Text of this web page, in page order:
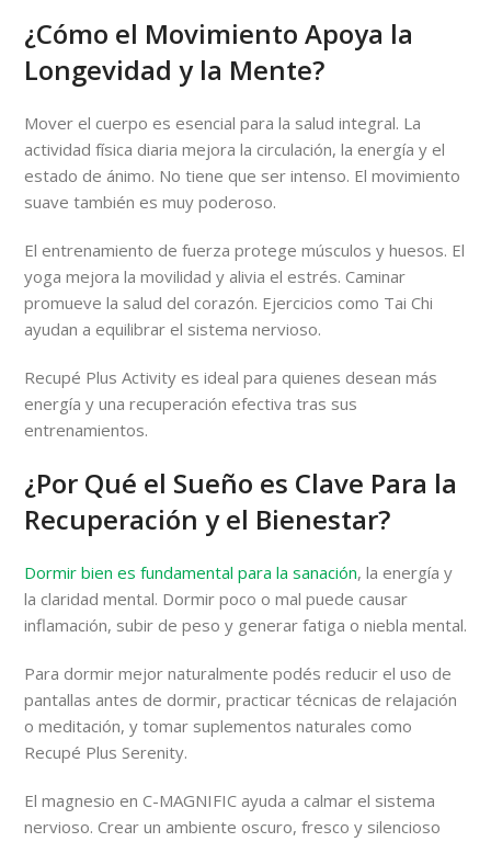
¿Cómo el Movimiento Apoya la
Longevidad y la Mente?
Mover el cuerpo es esencial para la salud integral. La
actividad física diaria mejora la circulación, la energía y el
estado de ánimo. No tiene que ser intenso. El movimiento
suave también es muy poderoso.
El entrenamiento de fuerza protege músculos y huesos. El
yoga mejora la movilidad y alivia el estrés. Caminar
promueve la salud del corazón. Ejercicios como Tai Chi
ayudan a equilibrar el sistema nervioso.
Recupé Plus Activity es ideal para quienes desean más
energía y una recuperación efectiva tras sus
entrenamientos.
¿Por Qué el Sueño es Clave Para la
Recuperación y el Bienestar?
Dormir bien es fundamental para la sanación, la energía y
la claridad mental. Dormir poco o mal puede causar
inflamación, subir de peso y generar fatiga o niebla mental.
Para dormir mejor naturalmente podés reducir el uso de
pantallas antes de dormir, practicar técnicas de relajación
o meditación, y tomar suplementos naturales como
Recupé Plus Serenity.
El magnesio en C-MAGNIFIC ayuda a calmar el sistema
nervioso. Crear un ambiente oscuro, fresco y silencioso